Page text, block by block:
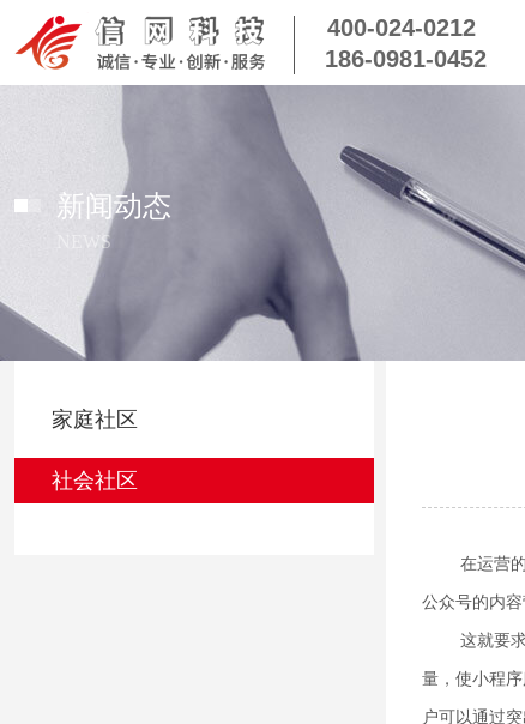
400-024-0212
186-0981-0452
新闻动态
NEWS
家庭社区
社会社区
在运营
公众号的内
这就要
量，使小程
户可以通过